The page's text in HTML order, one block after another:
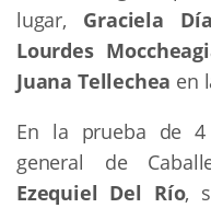
lugar, Graciela
Lourdes
Juana Tellechea en
En la prueba de 4
general de
Ezequiel Del Río,